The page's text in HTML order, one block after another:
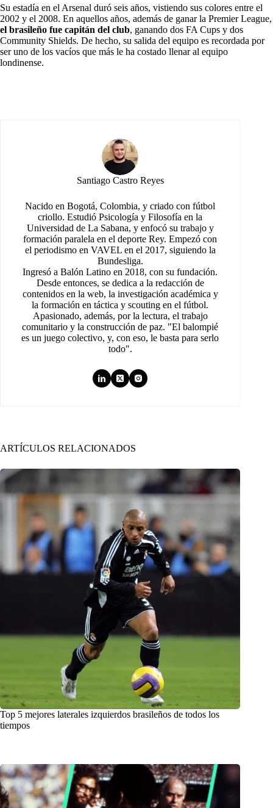
Su estadía en el Arsenal duró seis años, vistiendo sus colores entre el
2002 y el 2008. En aquellos años, además de ganar la Premier League,
el brasileño fue capitán del club, ganando dos FA Cups y dos
Community Shields. De hecho, su salida del equipo es recordada por
ser uno de los vacíos que más le ha costado llenar al equipo
londinense.
Santiago Castro Reyes
Nacido en Bogotá, Colombia, y criado con fútbol
criollo. Estudió Psicología y Filosofía en la
Universidad de La Sabana, y enfocó su trabajo y
formación paralela en el deporte Rey. Empezó con
el periodismo en VAVEL en el 2017, siguiendo la
Bundesliga.
Ingresó a Balón Latino en 2018, con su fundación.
Desde entonces, se dedica a la redacción de
contenidos en la web, la investigación académica y
la formación en táctica y scouting en el fútbol.
Apasionado, además, por la lectura, el trabajo
comunitario y la construcción de paz. "El balompié
es un juego colectivo, y, con eso, le basta para serlo
todo".
ARTÍCULOS RELACIONADOS
Top 5 mejores laterales izquierdos brasileños de todos los
tiempos